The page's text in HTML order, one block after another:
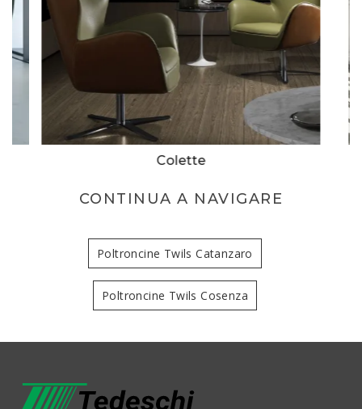
Colette
CONTINUA A NAVIGARE
Poltroncine Twils Catanzaro
Poltroncine Twils Cosenza